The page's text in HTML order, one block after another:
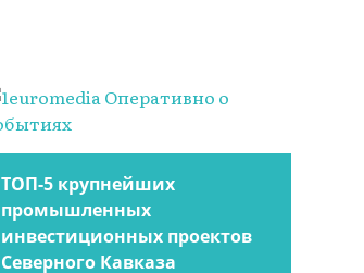
ТОП-5 крупнейших
промышленных
инвестиционных проектов
Северного Кавказа